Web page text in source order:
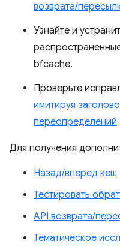
возврата/
Узнайте и
bfcache.
Проверьте
имитируя
переопределений
Для получения
Назад/вперед кеш
Тестировать
API возврата/
Тематическое